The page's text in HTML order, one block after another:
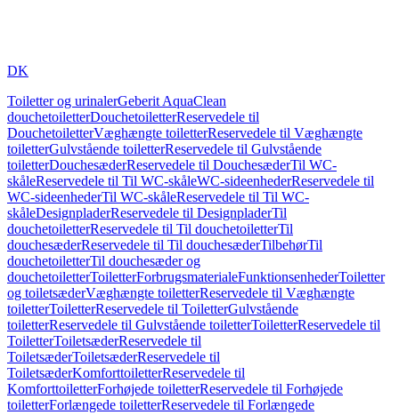
DK
Toiletter og urinalerGeberit AquaClean
douchetoiletterDouchetoiletterReservedele til
DouchetoiletterVæghængte toiletterReservedele til Væghængte
toiletterGulvstående toiletterReservedele til Gulvstående
toiletterDouchesæderReservedele til DouchesæderTil WC-
skåleReservedele til Til WC-skåleWC-sideenhederReservedele til
WC-sideenhederTil WC-skåleReservedele til Til WC-
skåleDesignpladerReservedele til DesignpladerTil
douchetoiletterReservedele til Til douchetoiletterTil
douchesæderReservedele til Til douchesæderTilbehørTil
douchetoiletterTil douchesæder og
douchetoiletterToiletterForbrugsmaterialeFunktionsenhederToiletter
og toiletsæderVæghængte toiletterReservedele til Væghængte
toiletterToiletterReservedele til ToiletterGulvstående
toiletterReservedele til Gulvstående toiletterToiletterReservedele til
ToiletterToiletsæderReservedele til
ToiletsæderToiletsæderReservedele til
ToiletsæderKomforttoiletterReservedele til
KomforttoiletterForhøjede toiletterReservedele til Forhøjede
toiletterForlængede toiletterReservedele til Forlængede